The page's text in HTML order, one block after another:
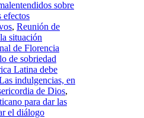
sobre
efectos
, Reunión de
situación
de Florencia
de sobriedad
Latina debe
indulgencias, en
de Dios,
para dar las
el diálogo